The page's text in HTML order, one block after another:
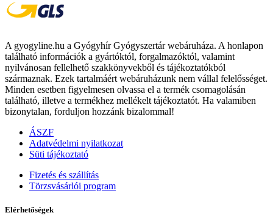
A gyogyline.hu a Gyógyhír Gyógyszertár webáruháza. A honlapon
található információk a gyártóktól, forgalmazóktól, valamint
nyilvánosan fellelhető szakkönyvekből és tájékoztatókból
származnak. Ezek tartalmáért webáruházunk nem vállal felelősséget.
Minden esetben figyelmesen olvassa el a termék csomagolásán
található, illetve a termékhez mellékelt tájékoztatót. Ha valamiben
bizonytalan, forduljon hozzánk bizalommal!
ÁSZF
Adatvédelmi nyilatkozat
Süti tájékoztató
Fizetés és szállítás
Törzsvásárlói program
Elérhetőségek